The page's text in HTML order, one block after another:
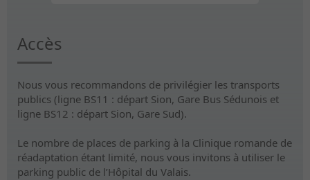
Accès
Nous vous recommandons de privilégier les transports
publics (ligne BS11 : départ Sion, Gare Bus Sédunois et
ligne BS12 : départ Sion, Gare Sud).
Le nombre de places de parking à la Clinique romande de
réadaptation étant limité, nous vous invitons à utiliser le
parking public de l’Hôpital du Valais.